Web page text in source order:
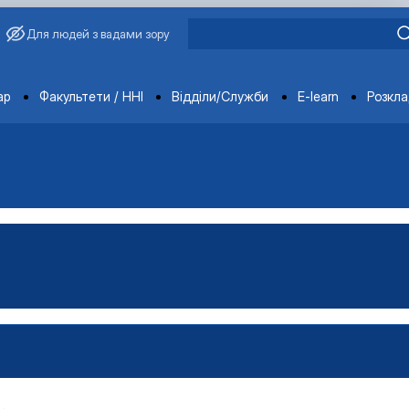
Для людей з вадами зору
Факультети / ННІ Відділи/Служби E-learn
продукц…